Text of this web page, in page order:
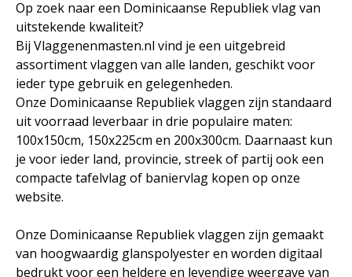
Op zoek naar een Dominicaanse Republiek vlag van
uitstekende kwaliteit?
Bij Vlaggenenmasten.nl vind je een uitgebreid
assortiment vlaggen van alle landen, geschikt voor
ieder type gebruik en gelegenheden.
Onze Dominicaanse Republiek vlaggen zijn standaard
uit voorraad leverbaar in drie populaire maten:
100x150cm, 150x225cm en 200x300cm. Daarnaast kun
je voor ieder land, provincie, streek of partij ook een
compacte tafelvlag of baniervlag kopen op onze
website.
Onze Dominicaanse Republiek vlaggen zijn gemaakt
van hoogwaardig glanspolyester en worden digitaal
bedrukt voor een heldere en levendige weergave van